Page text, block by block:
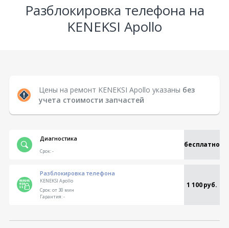
Разблокировка телефона на
KENEKSI Apollo
Цены на ремонт KENEKSI Apollo указаны без
учета стоимости запчастей
Диагностика
бесплатно
Срок:-
Разблокировка телефона
KENEKSI Apollo 1 100 руб.
Срок:от 30 мин
Гарантия:-